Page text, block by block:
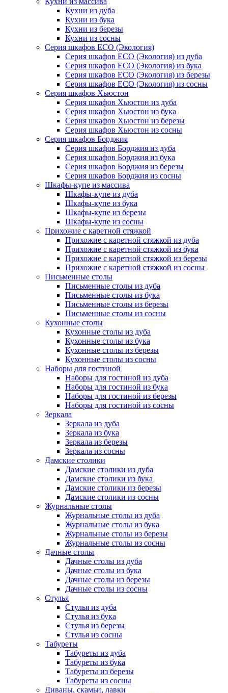
Кухни из дуба
Кухни из бука
Кухни из березы
Кухни из сосны
Серия шкафов ECO (Экология)
Серия шкафов ECO (Экология) из дуба
Серия шкафов ECO (Экология) из бука
Серия шкафов ECO (Экология) из березы
Серия шкафов ECO (Экология) из сосны
Серия шкафов Хьюстон
Серия шкафов Хьюстон из дуба
Серия шкафов Хьюстон из бука
Серия шкафов Хьюстон из березы
Серия шкафов Хьюстон из сосны
Серия шкафов Борджия
Серия шкафов Борджия из дуба
Серия шкафов Борджия из бука
Серия шкафов Борджия из березы
Серия шкафов Борджия из сосны
Шкафы-купе из массива
Шкафы-купе из дуба
Шкафы-купе из бука
Шкафы-купе из березы
Шкафы-купе из сосны
Прихожие с каретной стяжкой
Прихожие с каретной стяжкой из дуба
Прихожие с каретной стяжкой из бука
Прихожие с каретной стяжкой из березы
Прихожие с каретной стяжкой из сосны
Письменные столы
Письменные столы из дуба
Письменные столы из бука
Письменные столы из березы
Письменные столы из сосны
Кухонные столы
Кухонные столы из дуба
Кухонные столы из бука
Кухонные столы из березы
Кухонные столы из сосны
Наборы для гостиной
Наборы для гостиной из дуба
Наборы для гостиной из бука
Наборы для гостиной из березы
Наборы для гостиной из сосны
Зеркала
Зеркала из дуба
Зеркала из бука
Зеркала из березы
Зеркала из сосны
Дамские столики
Дамские столики из дуба
Дамские столики из бука
Дамские столики из березы
Дамские столики из сосны
Журнальные столы
Журнальные столы из дуба
Журнальные столы из бука
Журнальные столы из березы
Журнальные столы из сосны
Дачные столы
Дачные столы из дуба
Дачные столы из бука
Дачные столы из березы
Дачные столы из сосны
Стулья
Стулья из дуба
Стулья из бука
Стулья из березы
Стулья из сосны
Табуреты
Табуреты из дуба
Табуреты из бука
Табуреты из березы
Табуреты из сосны
Диваны, скамьи, лавки